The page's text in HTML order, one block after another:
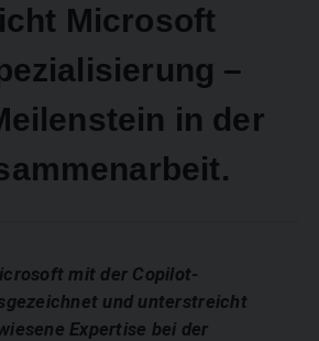
Microsoft
–
in der
mit der Copilot-
und unterstreicht
Expertise bei der